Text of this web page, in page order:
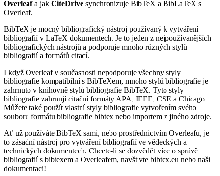
Overleafa jak CiteDrive synchronizuje BibTeX a BibLaTeX s
Overleaf.
BibTeX je mocný bibliografický nástroj používaný k vytváření
bibliografií v LaTeX dokumentech. Je to jeden z nejpoužívanějších
bibliografických nástrojů a podporuje mnoho různých stylů
bibliografií a formátů citací.
I když Overleaf v současnosti nepodporuje všechny styly
bibliografie kompatibilní s BibTeXem, mnoho stylů bibliografie je
zahrnuto v knihovně stylů bibliografie BibTeX. Tyto styly
bibliografie zahrnují citační formáty APA, IEEE, CSE a Chicago.
Můžete také použít vlastní styly bibliografie vytvořením svého
souboru formátu bibliografie bibtex nebo importem z jiného zdroje.
Ať už používáte BibTeX sami, nebo prostřednictvím Overleafu, je
to zásadní nástroj pro vytváření bibliografií ve vědeckých a
technických dokumentech. Chcete-li se dozvědět více o správě
bibliografií s bibtexem a Overleafem, navštivte bibtex.eu nebo naši
dokumentaci!